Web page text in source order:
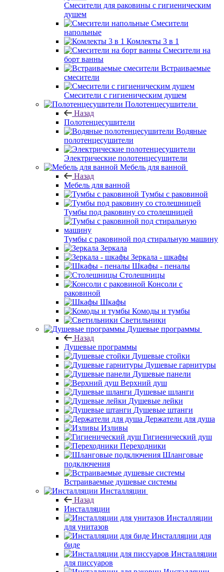
Смесители для раковины с гигиеническим
душем
Смесители
напольные
Комлекты 3 в 1
Смесители на
борт ванны
Встраиваемые
смесители
Смесители с гигиеническим душем
Полотенцесушители
Назад
Полотенцесушители
Водяные
полотенцесушители
Электрические полотенцесушители
Мебель для ванной
Назад
Мебель для ванной
Тумбы с раковиной
Тумбы под раковину со столешницей
Тумбы с раковиной под стиральную машину
Зеркала
Зеркала - шкафы
Шкафы - пеналы
Столешницы
Консоли с
раковиной
Шкафы
Комоды и тумбы
Светильники
Душевые программы
Назад
Душевые программы
Душевые стойки
Душевые гарнитуры
Душевые панели
Верхний душ
Душевые шланги
Душевые лейки
Душевые штанги
Держатели для душа
Изливы
Гигиенический душ
Переходники
Шланговые
подключения
Встраиваемые душевые системы
Инсталляции
Назад
Инсталляции
Инсталляции
для унитазов
Инсталляции для
биде
Инсталляции
для писсуаров